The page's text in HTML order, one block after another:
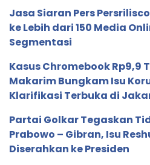
Jasa Siaran Pers
ke Lebih dari 150 Media
Segmentasi
Kasus Chromebook Rp9,9
Makarim Bungkam Isu
Klarifikasi Terbuka di
Partai Golkar Tegaskan
Prabowo – Gibran, Isu
Diserahkan ke Presiden